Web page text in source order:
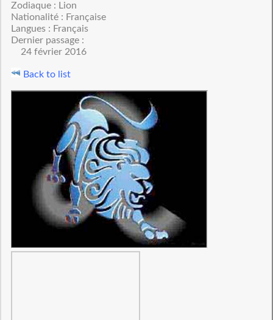
Zodiaque : Lion
Nationalité : Française
Langues : Français
Dernier passage :
24 février 2016
Back to list